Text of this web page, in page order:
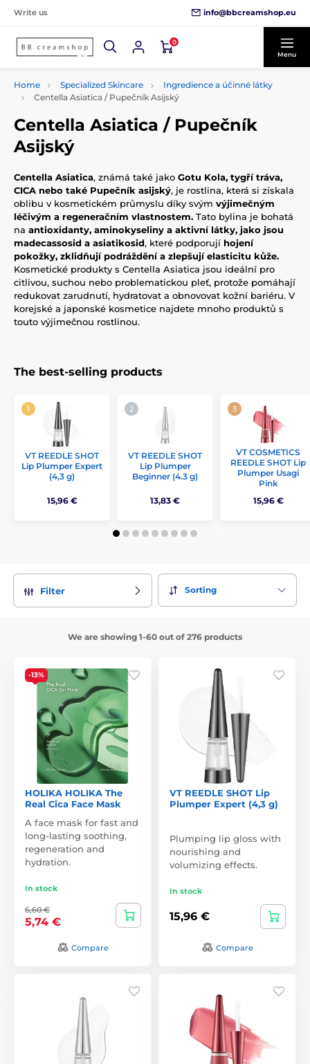
Write us info@bbcreamshop.eu
0
Menu
Home Specialized Skincare
Ingredience a účinné látky
Centella Asiatica / Pupečník Asijský
Centella Asiatica / Pupečník
Asijský
Centella Asiatica, známá také jako Gotu Kola, tygří tráva,
CICA nebo také Pupečník asijský, je rostlina, která si získala
oblibu v kosmetickém průmyslu díky svým výjimečným
léčivým a regeneračním vlastnostem. Tato bylina je bohatá
na antioxidanty, aminokyseliny a aktivní látky, jako jsou
madecassosid a asiatikosid, které podporují hojení
pokožky, zklidňují podráždění a zlepšují elasticitu kůže.
Kosmetické produkty s Centella Asiatica jsou ideální pro
citlivou, suchou nebo problematickou pleť, protože pomáhají
redukovat zarudnutí, hydratovat a obnovovat kožní bariéru. V
korejské a japonské kosmetice najdete mnoho produktů s
touto výjimečnou rostlinou.
The best-selling products
VT REEDLE SHOT
Lip Plumper Expert
(4,3 g)
15,96 €
VT REEDLE SHOT
Lip Plumper
Beginner (4.3 g)
13,83 €
VT COSMETICS
REEDLE SHOT Lip
Plumper Usagi
Pink
15,96 €
Filter Sorting
We are showing 1-60 out of 276 products
-13%
HOLIKA HOLIKA The
Real Cica Face Mask
A face mask for fast and
long-lasting soothing,
regeneration and
hydration.
In stock
6,60 €
5,74 €
Compare
VT REEDLE SHOT Lip
Plumper Expert (4,3 g)
Plumping lip gloss with
nourishing and
volumizing effects.
In stock
15,96 €
Compare